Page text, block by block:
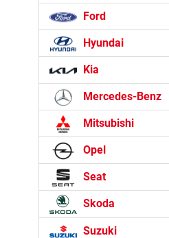
Ford
Hyundai
Kia
Mercedes-Benz
Mitsubishi
Opel
Seat
Skoda
Suzuki